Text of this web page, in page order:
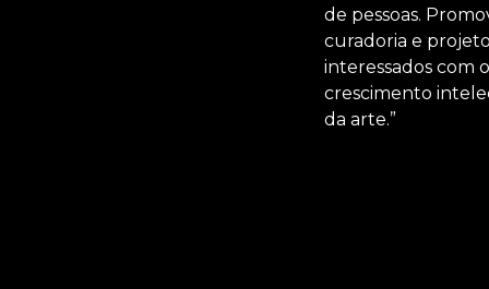
de pessoas.
curadoria e
interessados com
crescimento
da arte.”